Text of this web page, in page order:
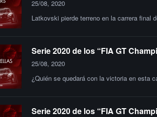
25/08, 2020
Latkovski pierde terreno en la carrera final
Serie 2020 de los “FIA GT
25/08, 2020
¿Quién se quedará con la victoria en esta
Serie 2020 de los “FIA GT